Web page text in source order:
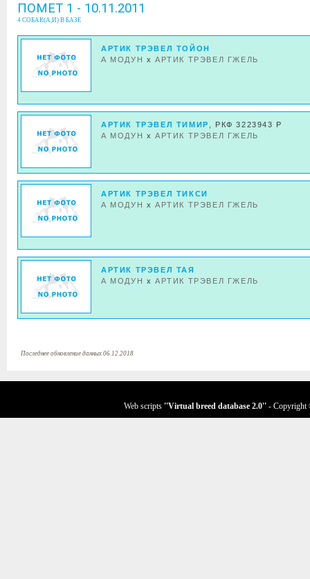
ПОМЕТ 1 - 10.11.2011
4 СОБАК(А,И) В БАЗЕ
АРТИК ТРЭВЕЛ ТОЙОН
А МОДУН xАРТИК ТРЭВЕЛ ГЖЕЛЬ
АРТИК ТРЭВЕЛ ТИМИР
, РКФ 3223943 Р
А МОДУН xАРТИК ТРЭВЕЛ ГЖЕЛЬ
АРТИК ТРЭВЕЛ ТИКСИ
А МОДУН xАРТИК ТРЭВЕЛ ГЖЕЛЬ
АРТИК ТРЭВЕЛ ТАЯ
А МОДУН xАРТИК ТРЭВЕЛ ГЖЕЛЬ
Последнее обновление данных 06.12.2018
Web scripts ''Virtual breed database 2.0'' - Copyright